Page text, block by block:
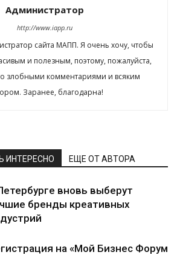
Администратор
http://www.iapp.ru
сайта МАПП. Я очень хочу, чтобы
и полезным, поэтому, пожалуйста,
злобными комментариями и всяким
Заранее, благодарна!
ИНТЕРЕСНО ЕЩЕ ОТ АВТОРА
вновь выберут
бренды креативных
на «Мой Бизнес Форум